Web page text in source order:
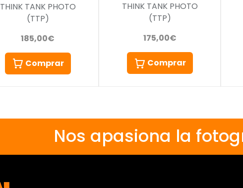
THINK TANK PHOTO
(TTP)
185,00€
Comprar
THINK TANK PHOTO
(TTP)
175,00€
Comprar
Nos apasiona la